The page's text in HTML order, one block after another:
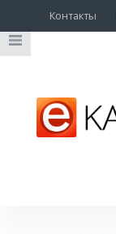
Контакты